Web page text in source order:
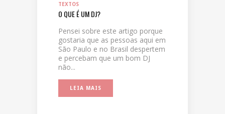
TEXTOS
O QUE É UM DJ?
Pensei sobre este artigo porque
gostaria que as pessoas aqui em
São Paulo e no Brasil despertem
e percebam que um bom DJ
não...
LEIA MAIS